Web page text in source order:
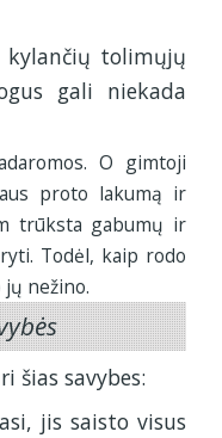
tolimųjų
gali niekada
O gimtoji
proto lakumą ir
trūksta gabumų ir
Todėl, kaip rodo
nežino.
šias savybes:
jis saisto visus